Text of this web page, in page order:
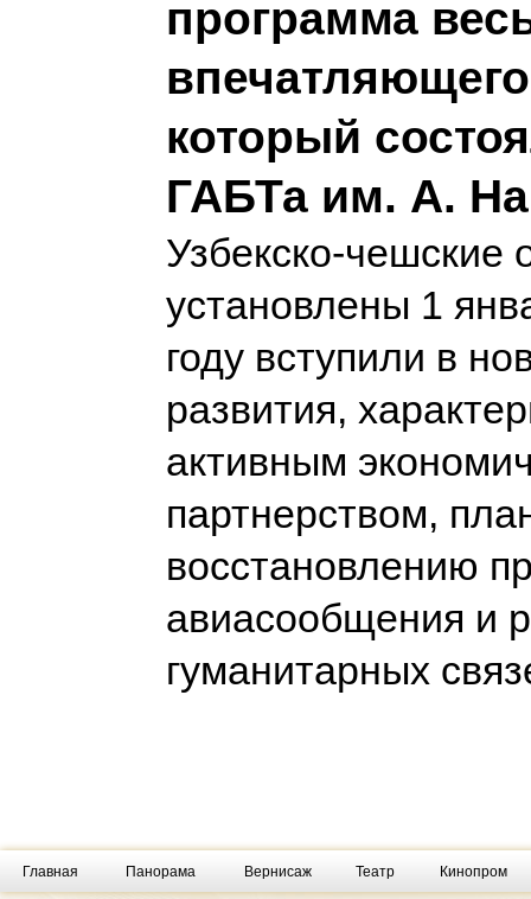
программа
который
ГАБТа им. А.
Узбекско-чешские
установлены 1
году вступили в
развития,
активным
партнерством,
восстановлению
авиасообщения и
гуманитарных
Главная Панорама Вернисаж Театр Кинопром